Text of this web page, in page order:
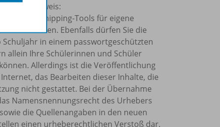
Hinweis:
und Snipping-Tools für eigene
verwenden. Ebenfalls dürfen Sie die
in einem passwortgeschützten
allein Ihre Schülerinnen und Schüler
Allerdings ist die Veröffentlichung
das Bearbeiten dieser Inhalte, die
nicht gestattet. Bei der Übernahme
Namensnennungsrecht des Urhebers
die Quellenangaben in den neuen
einen urheberechtlichen Verstoß dar,